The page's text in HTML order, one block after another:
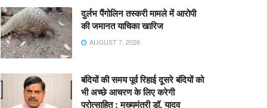
दुर्लभ पैंगोलिन तस्करी मामले में आरोपी
की जमानत याचिका खारिज
AUGUST 7, 2026
बंदियों की समय पूर्व रिहाई दूसरे बंदियों को
भी अच्छे आचरण के लिए करेगी
प्रोत्साहित : मुख्यमंत्री डॉ. यादव